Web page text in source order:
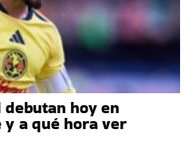
debutan hoy en
y a qué hora ver